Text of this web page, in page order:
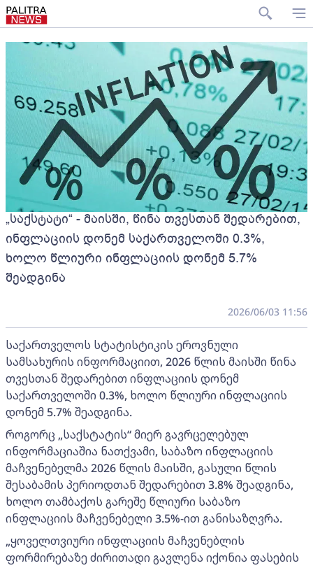
„საქსტატი“ - მაისში, წინა თვესთან შედარებით,
ინფლაციის დონემ საქართველოში 0.3%,
ხოლო წლიური ინფლაციის დონემ 5.7%
შეადგინა
2026/06/03 11:56
საქართველოს სტატისტიკის ეროვნული
სამსახურის ინფორმაციით, 2026 წლის მაისში წინა
თვესთან შედარებით ინფლაციის დონემ
საქართველოში 0.3%, ხოლო წლიური ინფლაციის
დონემ 5.7% შეადგინა.
როგორც „საქსტატის“ მიერ გავრცელებულ
ინფორმაციაშია ნათქვამი, საბაზო ინფლაციის
მაჩვენებელმა 2026 წლის მაისში, გასული წლის
შესაბამის პერიოდთან შედარებით 3.8% შეადგინა,
ხოლო თამბაქოს გარეშე წლიური საბაზო
ინფლაციის მაჩვენებელი 3.5%-ით განისაზღვრა.
„ყოველთვიური ინფლაციის მაჩვენებლის
ფორმირებაზე ძირითადი გავლენა იქონია ფასების